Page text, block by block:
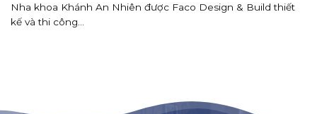
Nha khoa Khánh An Nhiên được Faco Design & Build thiết
kế và thi công...